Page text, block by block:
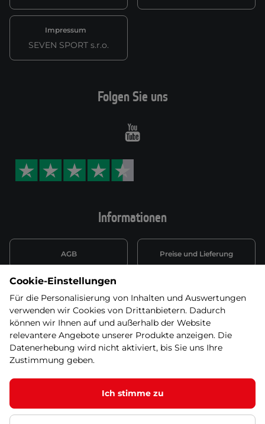
Impressum
SEVEN SPORT s.r.o.
Informationen
AGB Preise und Lieferung
Datenschutzerklärung
DSGVO
Wiederufsbelehrung mit Link
Batterieentsorgung
Informationen zu Elektro-
und Elektonikgeräten
Folgen Sie uns
Youtube
Cookie-Einstellungen
Für die Personalisierung von Inhalten und Auswertungen
verwenden wir Cookies von Drittanbietern. Dadurch
können wir Ihnen auf und außerhalb der Website
relevantere Angebote unserer Produkte anzeigen. Die
Datenerhebung wird nicht aktiviert, bis Sie uns Ihre
Zustimmung geben.
Ich stimme zu